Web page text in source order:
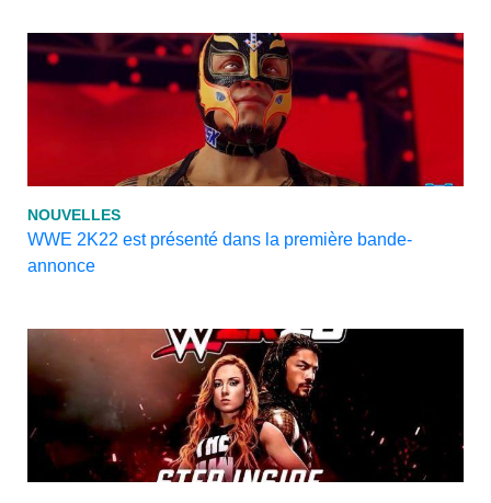
NOUVELLES
WWE 2K22 est présenté dans la première bande-
annonce